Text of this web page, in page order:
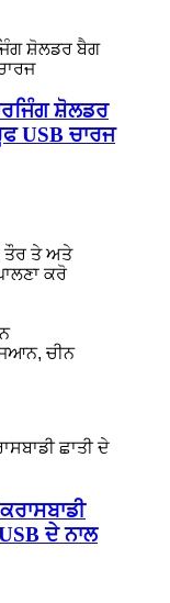
ਸ਼ੋਲਡਰ
USB ਚਾਰਜ
ਤੌਰ ਤੇ ਅਤੇ
ਕਰੋ
ਚੀਨ
ਦੇ ਨਾਲ